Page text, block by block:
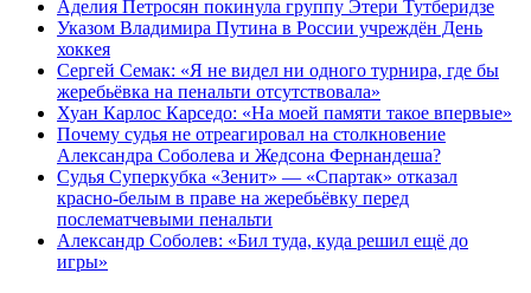
Аделия Петросян покинула группу Этери Тутберидзе
Указом Владимира Путина в России учреждён День
хоккея
Сергей Семак: «Я не видел ни одного турнира, где бы
жеребьёвка на пенальти отсутствовала»
Хуан Карлос Карседо: «На моей памяти такое впервые»
Почему судья не отреагировал на столкновение
Александра Соболева и Жедсона Фернандеша?
Судья Суперкубка «Зенит» — «Спартак» отказал
красно-белым в праве на жеребьёвку перед
послематчевыми пенальти
Александр Соболев: «Бил туда, куда решил ещё до
игры»